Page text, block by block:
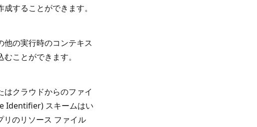
することができます。
他の実行時のコンテキス
ことができます。
クラウドからのファイ
Identifier) スキームはい
リのリソース ファイル